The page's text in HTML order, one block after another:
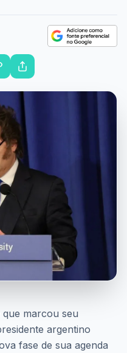
marcou seu
argentino
fase de sua agenda